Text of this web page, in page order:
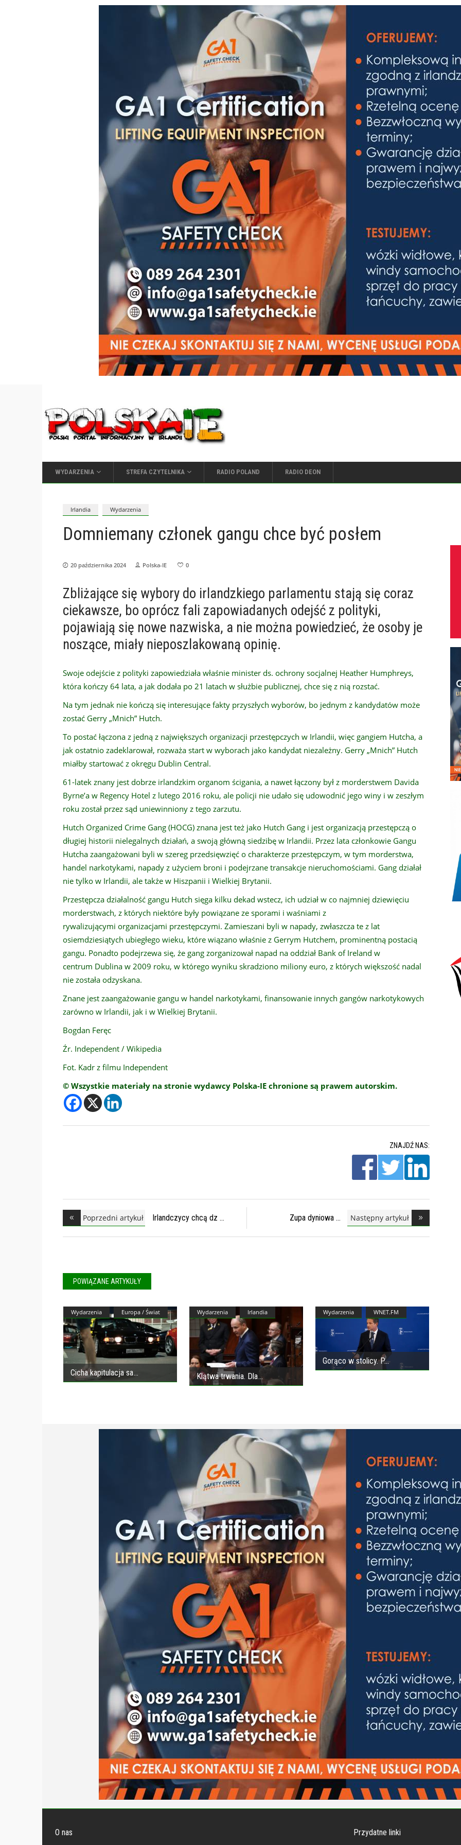
WYDARZENIA STREFA CZYTELNIKA RADIO POLAND RADIO DEON
Irlandia Wydarzenia
Domniemany członek gangu chce być posłem
20 października 2024 Polska-IE 0
Zbliżające się wybory do irlandzkiego parlamentu stają się coraz
ciekawsze, bo oprócz fali zapowiadanych odejść z polityki,
pojawiają się nowe nazwiska, a nie można powiedzieć, że osoby je
noszące, miały nieposzlakowaną opinię.
Swoje odejście z polityki zapowiedziała właśnie minister ds. ochrony socjalnej Heather Humphreys,
która kończy 64 lata, a jak dodała po 21 latach w służbie publicznej, chce się z nią rozstać.
Na tym jednak nie kończą się interesujące fakty przyszłych wyborów, bo jednym z kandydatów może
zostać Gerry „Mnich” Hutch.
To postać łączona z jedną z największych organizacji przestępczych w Irlandii, więc gangiem Hutcha, a
jak ostatnio zadeklarował, rozważa start w wyborach jako kandydat niezależny. Gerry „Mnich” Hutch
miałby startować z okręgu Dublin Central.
61-latek znany jest dobrze irlandzkim organom ścigania, a nawet łączony był z morderstwem Davida
Byrne’a w Regency Hotel z lutego 2016 roku, ale policji nie udało się udowodnić jego winy i w zeszłym
roku został przez sąd uniewinniony z tego zarzutu.
Hutch Organized Crime Gang (HOCG) znana jest też jako Hutch Gang i jest organizacją przestępczą o
długiej historii nielegalnych działań, a swoją główną siedzibę w Irlandii. Przez lata członkowie Gangu
Hutcha zaangażowani byli w szereg przedsięwzięć o charakterze przestępczym, w tym morderstwa,
handel narkotykami, napady z użyciem broni i podejrzane transakcje nieruchomościami. Gang działał
nie tylko w Irlandii, ale także w Hiszpanii i Wielkiej Brytanii.
Przestępcza działalność gangu Hutch sięga kilku dekad wstecz, ich udział w co najmniej dziewięciu
morderstwach, z których niektóre były powiązane ze sporami i waśniami z
rywalizującymi organizacjami przestępczymi. Zamieszani byli w napady, zwłaszcza te z lat
osiemdziesiątych ubiegłego wieku, które wiązano właśnie z Gerrym Hutchem, prominentną postacią
gangu. Ponadto podejrzewa się, że gang zorganizował napad na oddział Bank of Ireland w
centrum Dublina w 2009 roku, w którego wyniku skradziono miliony euro, z których większość nadal
nie została odzyskana.
Znane jest zaangażowanie gangu w handel narkotykami, finansowanie innych gangów narkotykowych
zarówno w Irlandii, jak i w Wielkiej Brytanii.
Bogdan Feręc
Źr. Independent / Wikipedia
Fot. Kadr z filmu Independent
© Wszystkie materiały na stronie wydawcy Polska-IE chronione są prawem autorskim.
ZNAJDŹ NAS:
Poprzedni artykuł Irlandczycy chcą dz Zupa dyniowa Następny artykuł
POWIĄZANE ARTYKUŁY
Wydarzenia Europa / Świat
Cicha kapitulacja sa
Wydarzenia Irlandia
Klątwa trwania. Dla
Wydarzenia WNET.FM
Gorąco w stolicy. P
O nas Przydatne linki